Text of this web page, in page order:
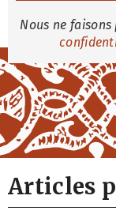
Nous ne
Articles